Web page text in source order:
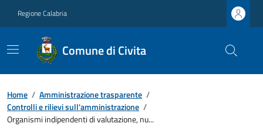
Regione Calabria
Comune di Civita
Home / Amministrazione trasparente /
Controlli e rilievi sull'amministrazione /
Organismi indipendenti di valutazione, nu...